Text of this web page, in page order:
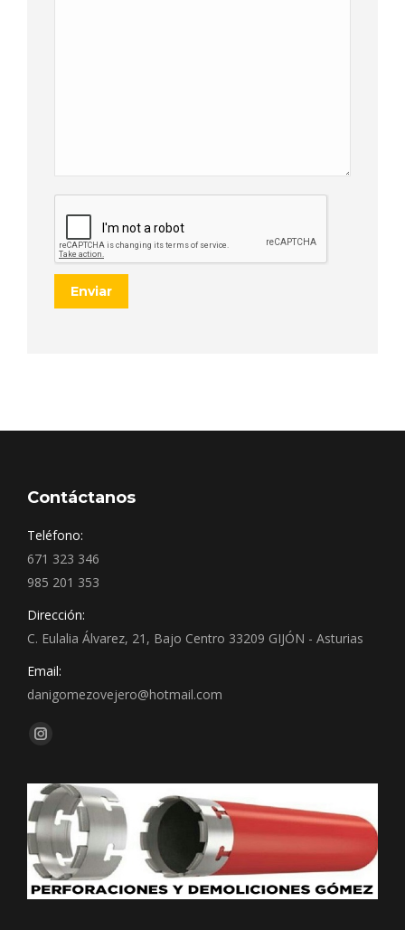
Contáctanos
Teléfono:
671 323 346
985 201 353
Dirección:
C. Eulalia Álvarez, 21, Bajo Centro 33209 GIJÓN - Asturias
Email:
danigomezovejero@hotmail.com
Encuéntranos en:
Instagram